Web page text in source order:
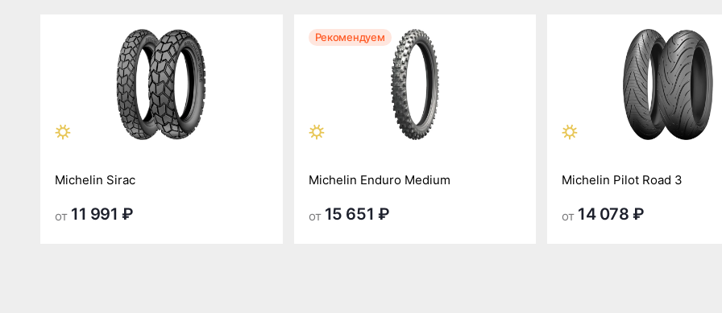
Michelin Sirac
от 11 991 ₽
Рекомендуем
Michelin Enduro Medium
от 15 651 ₽
Michelin Pilot Road 3
от 14 078 ₽